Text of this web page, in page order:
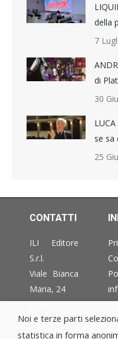
della
7
di
30
se sa
25
CONTATTI
ILI Editore
S.r.l.
Viale Bianca
Maria, 24
20129
Milano –
Italia
Noi e terze parti
statistica in forma